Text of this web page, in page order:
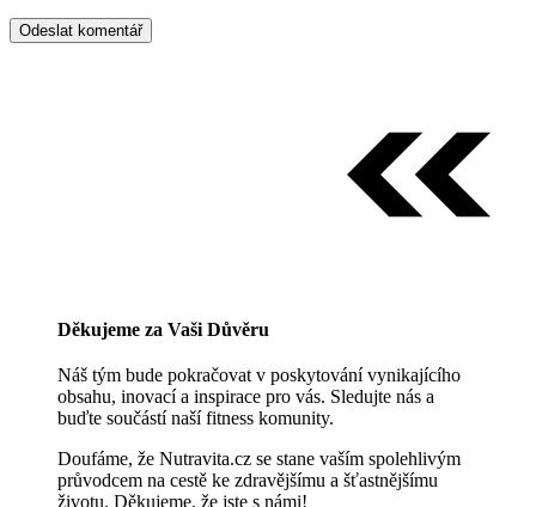
Děkujeme za Vaši Důvěru
Náš tým bude pokračovat v poskytování vynikajícího
obsahu, inovací a inspirace pro vás. Sledujte nás a
buďte součástí naší fitness komunity.
Doufáme, že Nutravita.cz se stane vaším spolehlivým
průvodcem na cestě ke zdravějšímu a šťastnějšímu
životu. Děkujeme, že jste s námi!